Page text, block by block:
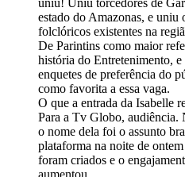
uniu! Uniu torcedores de
estado do Amazonas, e uniu
folclóricos existentes na
De Parintins como maior
história do Entretenimento, e
enquetes de preferência do
como favorita a essa vaga.
O que a entrada da Isabelle
Para a Tv Globo, audiência.
o nome dela foi o assunto
plataforma na noite de
foram criados e o
aumentou.